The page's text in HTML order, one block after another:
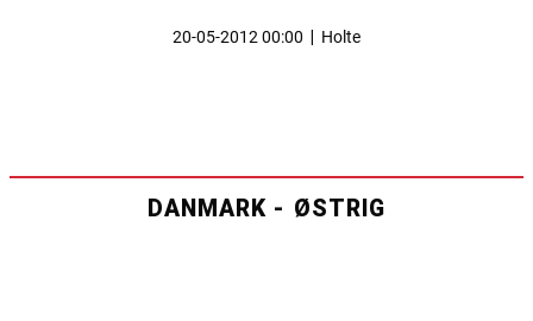
20-05-2012 00:00 Holte
DANMARK - ØSTRIG